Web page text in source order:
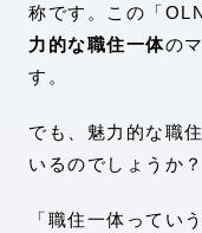
称です。この「
力的な職住一体の
す。
でも、魅力的な職
いるのでしょうか
「職住一体ってい